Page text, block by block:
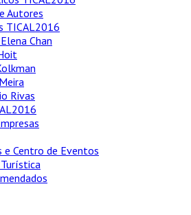
Autores
TICAL2016
Chan
Rivas
e Centro de Eventos